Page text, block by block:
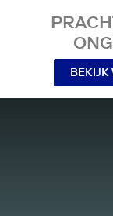
BEKIJK